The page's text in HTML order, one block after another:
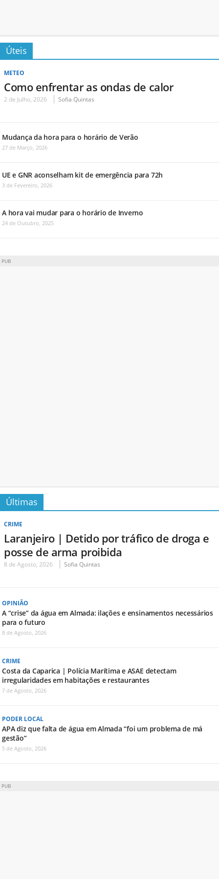
Úteis
METEO
Como enfrentar as ondas de calor
2 de Julho, 2026 Sofia Quintas
Mudança da hora para o horário de Verão
27 de Março, 2026
UE e GNR aconselham kit de emergência para 72h
3 de Fevereiro, 2026
A hora vai mudar para o horário de Inverno
24 de Outubro, 2025
PUB
Últimas
CRIME
Laranjeiro | Detido por tráfico de droga e
posse de arma proibida
8 de Agosto, 2026 Sofia Quintas
OPINIÃO
A “crise” da água em Almada: ilações e ensinamentos necessários
para o futuro
8 de Agosto, 2026
CRIME
Costa da Caparica | Polícia Marítima e ASAE detectam
irregularidades em habitações e restaurantes
7 de Agosto, 2026
PODER LOCAL
APA diz que falta de água em Almada “foi um problema de má
gestão”
5 de Agosto, 2026
PUB